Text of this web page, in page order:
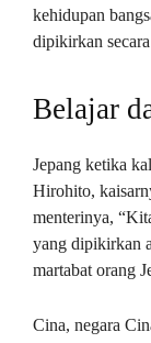
kehidupan
dipikirkan
Belajar
Jepang ketika
Hirohito,
menterinya,
yang dipikirkan
martabat orang
Cina, negara